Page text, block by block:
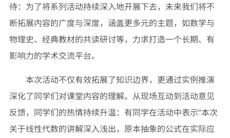
待：为了将系列活动持续深入地开展下去，未来我们将不
断拓展内容的广度与深度，涵盖更多元的主题，如数学与
物理史、经典教材的共读研讨等，力求打造一个长期、有
影响力的学术交流平台。
本次活动不仅‌有效‌拓展了知识边界，‌更通过实例推演‌
深化了同学们对课堂内容的理解。‌从现场互动到活动意见
反馈，同学们的热情持续升温‌：有同学在活动中表示“本次
关于线性代数的讲解深入浅出，‌原本抽象的公式在实际应